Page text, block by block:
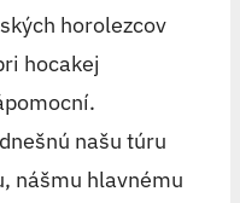
horolezcov
hocakej
našu túru
nášmu hlavnému